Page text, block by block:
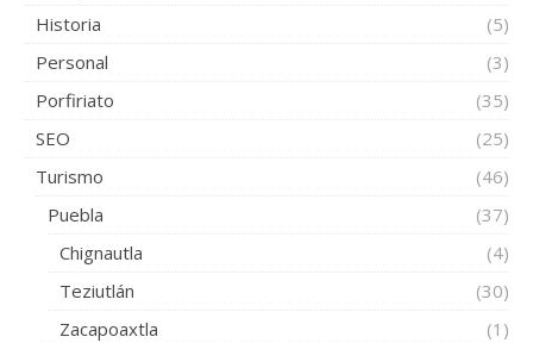
Historia
(5)
Personal
(3)
Porfiriato
(35)
SEO
(25)
Turismo
(46)
Puebla
(37)
Chignautla
(4)
Teziutlán
(30)
Zacapoaxtla
(1)